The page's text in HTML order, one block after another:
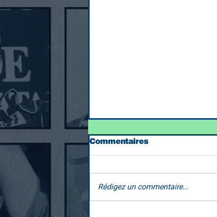
Commentaires
Rédigez un commentaire...